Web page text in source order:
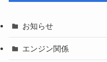
お知らせ
エンジン関係